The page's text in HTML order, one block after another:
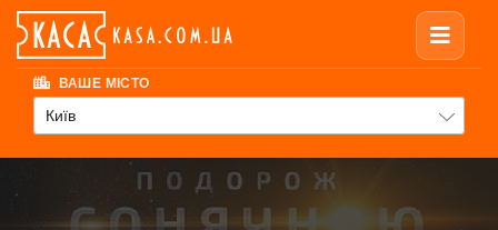
ВАШЕ МІСТО
Київ